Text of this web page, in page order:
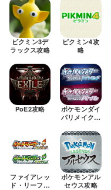
ピクミン3デ
ラックス攻略
ピクミン4攻
略
PoE2攻略
ポケモンダイ
パリメイク攻
ファイアレッ
ド・リーフグ
ポケモンアル
セウス攻略